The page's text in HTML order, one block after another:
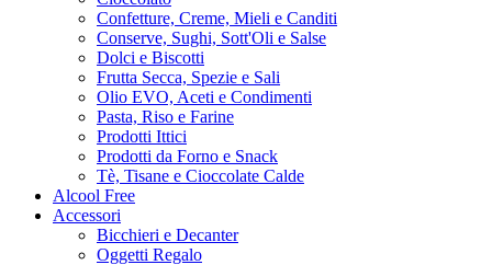
Confetture, Creme, Mieli e Canditi
Conserve, Sughi, Sott'Oli e Salse
Dolci e Biscotti
Frutta Secca, Spezie e Sali
Olio EVO, Aceti e Condimenti
Pasta, Riso e Farine
Prodotti Ittici
Prodotti da Forno e Snack
Tè, Tisane e Cioccolate Calde
Alcool Free
Accessori
Bicchieri e Decanter
Oggetti Regalo